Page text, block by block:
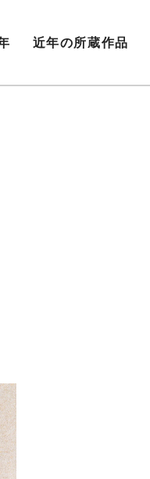
近年の所蔵作品